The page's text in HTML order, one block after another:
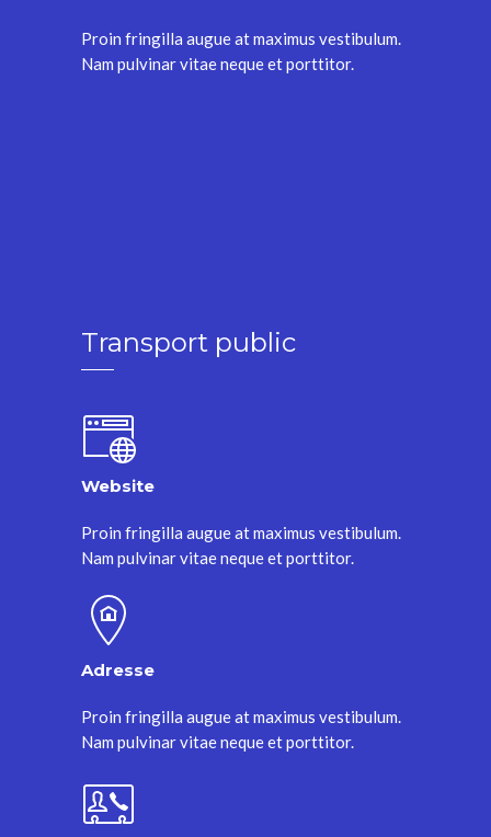
Proin fringilla augue at maximus vestibulum.
Nam pulvinar vitae neque et porttitor.
Transport public
Website
Proin fringilla augue at maximus vestibulum.
Nam pulvinar vitae neque et porttitor.
Adresse
Proin fringilla augue at maximus vestibulum.
Nam pulvinar vitae neque et porttitor.